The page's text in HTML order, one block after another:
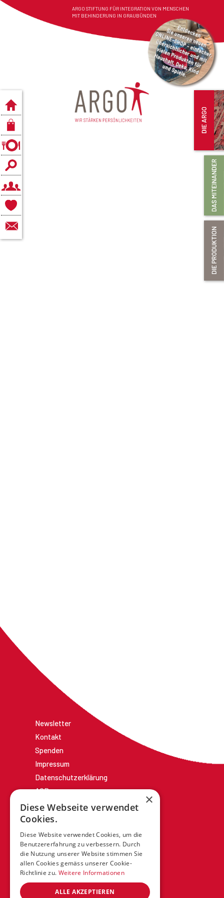
ARGO STIFTUNG FÜR INTEGRATION VON MENSCHEN
MIT BEHINDERUNG IN GRAUBÜNDEN
Newsletter
Kontakt
Spenden
Impressum
Datenschutzerklärung
AGBs
×
Diese Webseite verwendet
Cookies.
Diese Website verwendet Cookies, um die
Benutzererfahrung zu verbessern. Durch
die Nutzung unserer Website stimmen Sie
allen Cookies gemäss unserer Cookie-
Richtlinie zu. Weitere Informationen
ALLE AKZEPTIEREN